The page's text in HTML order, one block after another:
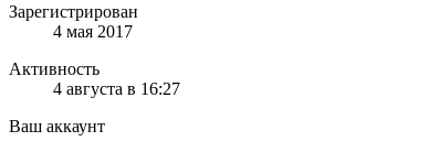
Зарегистрирован
4 мая 2017
Активность
4 августа в 16:27
Ваш аккаунт